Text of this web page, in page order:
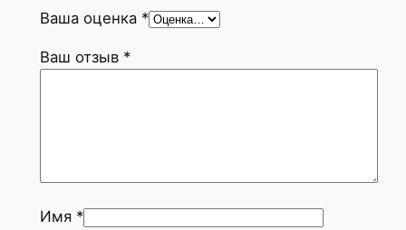
o
o
n
i
Ваша оценка *
Ваш отзыв *
Имя *